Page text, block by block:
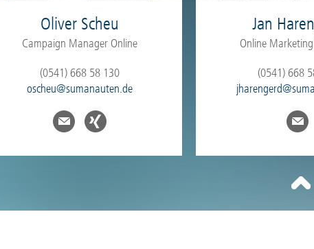
Oliver Scheu
Campaign Manager Online
(0541) 668 58 130
oscheu@sumanauten.de
Jan
Online
(0541) 668